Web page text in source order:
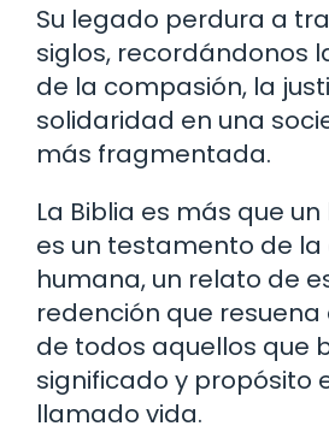
Su legado perdura a
siglos, recordándonos
de la compasión, la
solidaridad en una
más fragmentada.
La Biblia es más que
es un testamento de la
humana, un relato de
redención que resuena
de todos aquellos que
significado y propósito
llamado vida.